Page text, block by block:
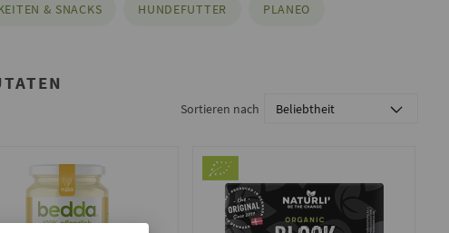
& SNACKS HUNDEFUTTER PLANEO
Sortieren nach